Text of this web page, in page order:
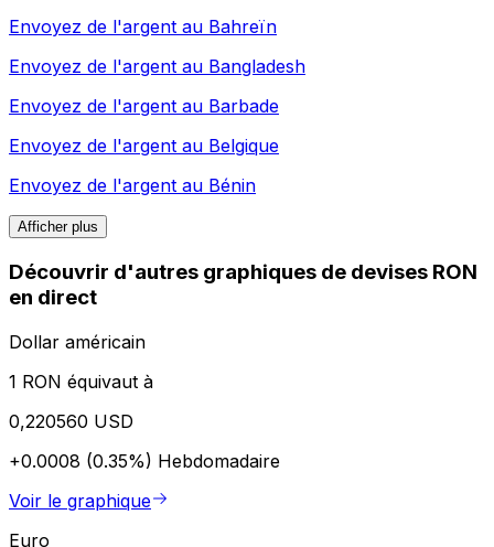
Envoyez de l'argent au Bahreïn
Envoyez de l'argent au Bangladesh
Envoyez de l'argent au Barbade
Envoyez de l'argent au Belgique
Envoyez de l'argent au Bénin
Afficher plus
Découvrir d'autres graphiques de devises RON
en direct
Dollar américain
1 RON équivaut à
0,220560 USD
+0.0008 (0.35%) Hebdomadaire
Voir le graphique
Euro